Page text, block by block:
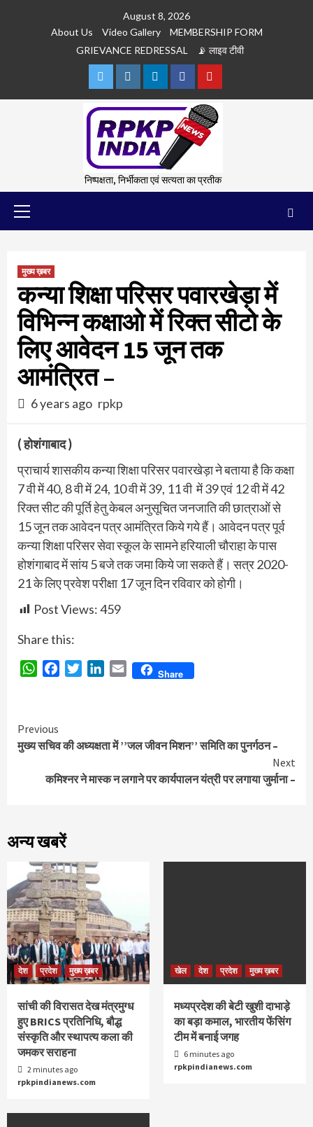
August 8, 2026
About Us
Video Gallery
MEMBERSHIP FORM
GRIEVANCE REDRESSAL
📡 लाइव टीवी
TwitterInstagramLinkedlnFacebookYoutube
निष्पक्षता, निर्भीकता एवं सत्यता का प्रतीक
Primary
मुख्य ख़बर
कन्या शिक्षा परिसर पवारखेड़ा में
विभिन्न कक्षाओ में रिक्त सीटो के
लिए आवेदन 15 जून तक
आमंत्रित –
6 years ago rpkp
( होशंगाबाद )
प्राचार्य शासकीय कन्या शिक्षा परिसर पवारखेड़ा ने बताया है कि कक्षा
7 वी में 40, 8 वी में 24, 10 वी में 39, 11 वी में 39 एवं 12 वी में 42
रिक्त सीट की पूर्ति हेतु केबल अनुसूचित जनजाति की छात्राओं से
15 जून तक आवेदन पत्र आमंत्रित किये गये हैं। आवेदन पत्र पूर्व
कन्या शिक्षा परिसर सेवा स्कूल के सामने हरियाली चौराहा के पास
होशंगाबाद में सांय 5 बजे तक जमा किये जा सकते हैं। सत्र 2020-
21 के लिए प्रवेश परीक्षा 17 जून दिन रविवार को होगी।
Post Views:459
Share this:
WhatsAppFacebookTwitterLinkedIn
Email Share
Continue
Reading
Previous
मुख्य सचिव की अध्यक्षता में ’’जल जीवन मिशन’’ समिति का पुनर्गठन –
Next
कमिश्नर ने मास्क न लगाने पर कार्यपालन यंत्री पर लगाया जुर्माना –
अन्य खबरें
देश प्रदेश मुख्य ख़बर
सांची की विरासत देख मंत्रमुग्ध
हुए BRICS प्रतिनिधि, बौद्ध
संस्कृति और स्थापत्य कला की
जमकर सराहना
2 minutes ago
rpkpindianews.com
खेल देश प्रदेश मुख्य ख़बर
मध्यप्रदेश की बेटी खुशी दाभाड़े
का बड़ा कमाल, भारतीय फेंसिंग
टीम में बनाई जगह
6 minutes ago
rpkpindianews.com